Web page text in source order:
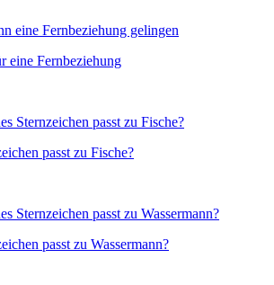
eine Fernbeziehung
passt zu Fische?
passt zu Wassermann?